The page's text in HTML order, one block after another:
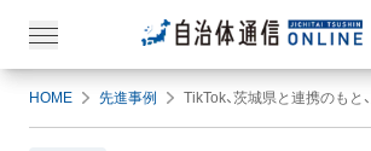
HOME 先進事例